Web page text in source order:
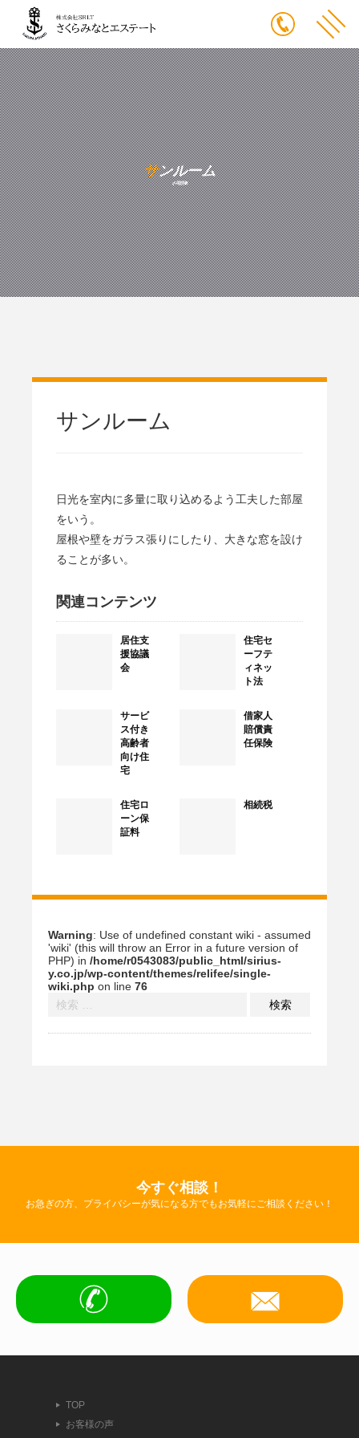
サンルーム
さ用語集
サンルーム
日光を室内に多量に取り込めるよう工夫した部屋
をいう。
屋根や壁をガラス張りにしたり、大きな窓を設け
ることが多い。
関連コンテンツ
居住支
援協議
会
住宅セ
ーフテ
ィネッ
ト法
サービ
ス付き
高齢者
向け住
宅
借家人
賠償責
任保険
住宅ロ
ーン保
証料
相続税
Warning: Use of undefined constant wiki - assumed
'wiki' (this will throw an Error in a future version of
PHP) in /home/r0543083/public_html/sirius-
y.co.jp/wp-content/themes/relifee/single-
wiki.php on line 76
今すぐ相談！
お急ぎの方、プライバシーが気になる方でもお気軽にご相談ください！
TOP
お客様の声